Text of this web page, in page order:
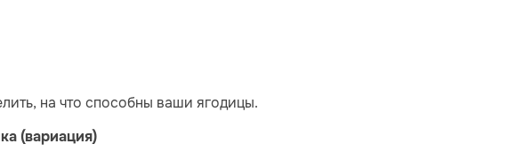
на что способны ваши ягодицы.
(вариация)